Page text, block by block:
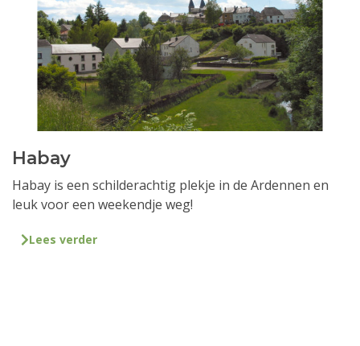
Habay
Habay is een schilderachtig plekje in de Ardennen en
leuk voor een weekendje weg!
Lees verder